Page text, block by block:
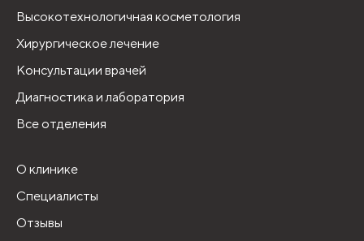
Высокотехнологичная косметология
Хирургическое лечение
Консультации врачей
Диагностика и лаборатория
Все отделения
О клинике
Специалисты
Отзывы